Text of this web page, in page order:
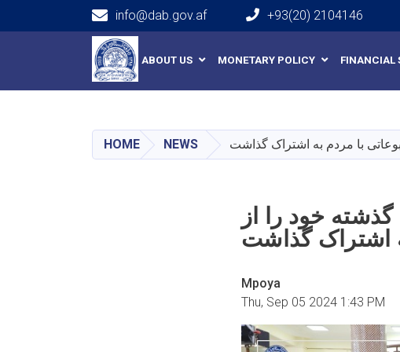
info@dab.gov.af +93(20) 2104146
Main navigation
ABOUT US MONETARY POLICY FINANCIAL
HOME NEWS با مردم به اشتراک گذاشت
خود را از
اشتراک گذاشت
Mpoya
Thu, Sep 05 2024 1:43 PM